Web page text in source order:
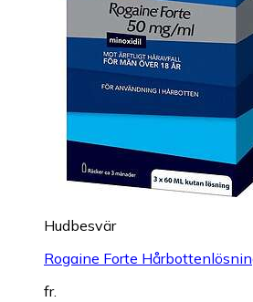
Hudbesvär
Rogaine Forte
fr.